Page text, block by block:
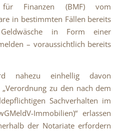
für Finanzen (BMF) vom
in bestimmten Fällen bereits
in Form einer
– voraussichtlich bereits
nahezu einhellig davon
„Verordnung zu den nach dem
Sachverhalten im
Immobilien)“ erlassen
der Notariate erfordern